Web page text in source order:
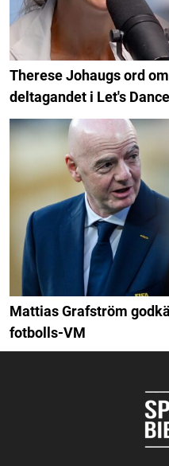
Therese Johaugs ord
deltagandet i Let's Dance
Mattias Grafström
fotbolls-VM